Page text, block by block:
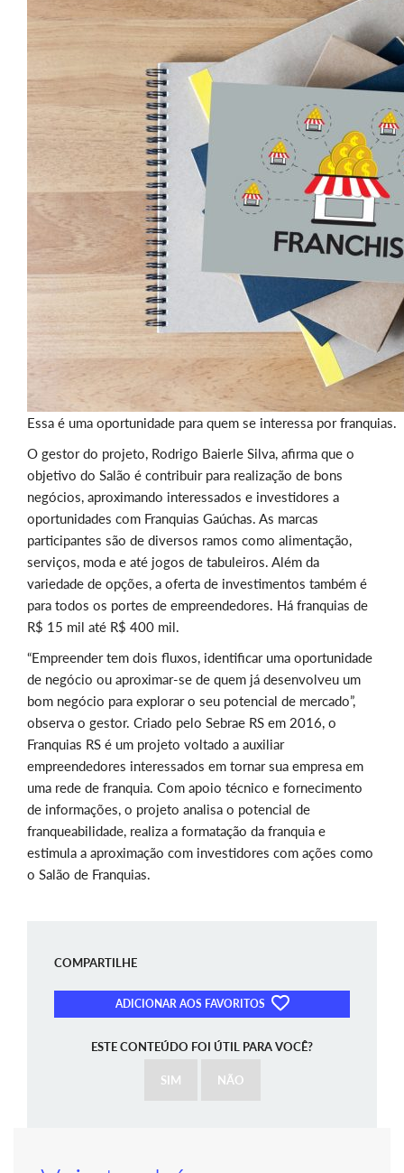
Essa é uma oportunidade para quem se interessa por franquias.
O gestor do projeto, Rodrigo Baierle Silva, afirma que o
objetivo do Salão é contribuir para realização de bons
negócios, aproximando interessados e investidores a
oportunidades com Franquias Gaúchas. As marcas
participantes são de diversos ramos como alimentação,
serviços, moda e até jogos de tabuleiros. Além da
variedade de opções, a oferta de investimentos também é
para todos os portes de empreendedores. Há franquias de
R$ 15 mil até R$ 400 mil.
“Empreender tem dois fluxos, identificar uma oportunidade
de negócio ou aproximar-se de quem já desenvolveu um
bom negócio para explorar o seu potencial de mercado”,
observa o gestor. Criado pelo Sebrae RS em 2016, o
Franquias RS é um projeto voltado a auxiliar
empreendedores interessados em tornar sua empresa em
uma rede de franquia. Com apoio técnico e fornecimento
de informações, o projeto analisa o potencial de
franqueabilidade, realiza a formatação da franquia e
estimula a aproximação com investidores com ações como
o Salão de Franquias.
COMPARTILHE
ADICIONAR AOS FAVORITOS
ESTE CONTEÚDO FOI ÚTIL PARA VOCÊ?
SIM NÃO